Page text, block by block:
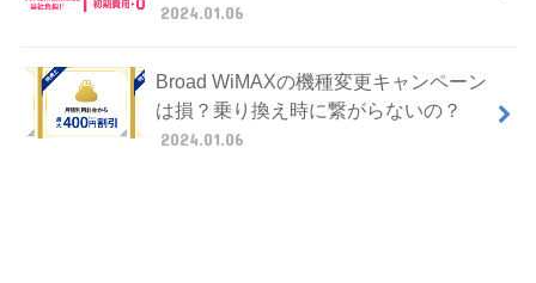
2024.01.06
Broad WiMAXの機種変更キャンペーン
は損？乗り換え時に繋がらないの？
2024.01.06